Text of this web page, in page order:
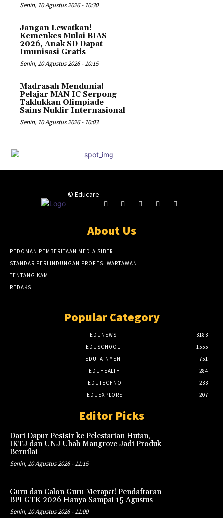
Senin, 10 Agustus 2026 - 10:30
Jangan Lewatkan!
Kemenkes Mulai BIAS
2026, Anak SD Dapat
Imunisasi Gratis
Senin, 10 Agustus 2026 - 10:15
Madrasah Mendunia!
Pelajar MAN IC Serpong
Taklukkan Olimpiade
Sains Nuklir Internasional
Senin, 10 Agustus 2026 - 10:03
© Educare
About Us
PEDOMAN PEMBERITAAN MEDIA SIBER
STANDAR PERLINDUNGAN PROFESI WARTAWAN
TENTANG KAMI
REDAKSI
Popular Category
EDUNEWS
3183
EDUSCHOOL
1555
EDUTAINMENT
751
EDUHEALTH
284
EDUTECHNO
233
EDUEXPLORE
207
Editor Picks
Dari Dapur Pesisir ke Pelestarian Hutan,
IKTJ dan UNJ Ubah Mangrove Jadi Produk
Bernilai
Senin, 10 Agustus 2026 - 11:15
Guru dan Calon Guru Merapat! Pendaftaran
BPI GTK 2026 Hanya Sampai 15 Agustus
Senin, 10 Agustus 2026 - 11:00